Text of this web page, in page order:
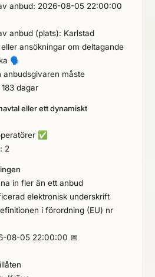
anbud: 2026-08-05 22:00:00
anbud (plats): Karlstad
ansökningar om deltagande
🗣️
anbudsgivaren måste
dagar
eller ett dynamiskt
✅
2
in fler än ett anbud
elektronisk underskrift
i förordning (EU) nr
08-05 22:00:00 📅